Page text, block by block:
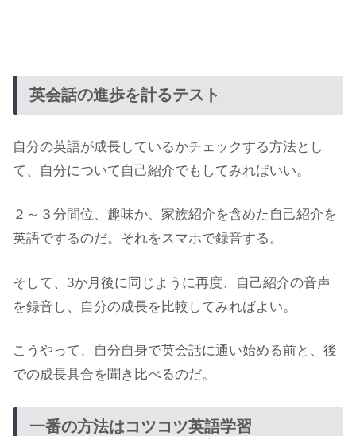
英会話の進歩を計るテスト
自分の英語が成長しているかチェックする方法とし
て、自分について自己紹介でもしてみればいい。
２～３分間位、趣味か、家族紹介を含めた自己紹介を
英語でするのだ。それをスマホで録音する。
そして、3か月後に同じように再度、自己紹介の音声
を録音し、自分の成長を比較してみればよい。
こうやって、自分自身で英会話に通い始める前と、後
での成長具合を聞き比べるのだ。
一番の方法はコツコツ英語学習